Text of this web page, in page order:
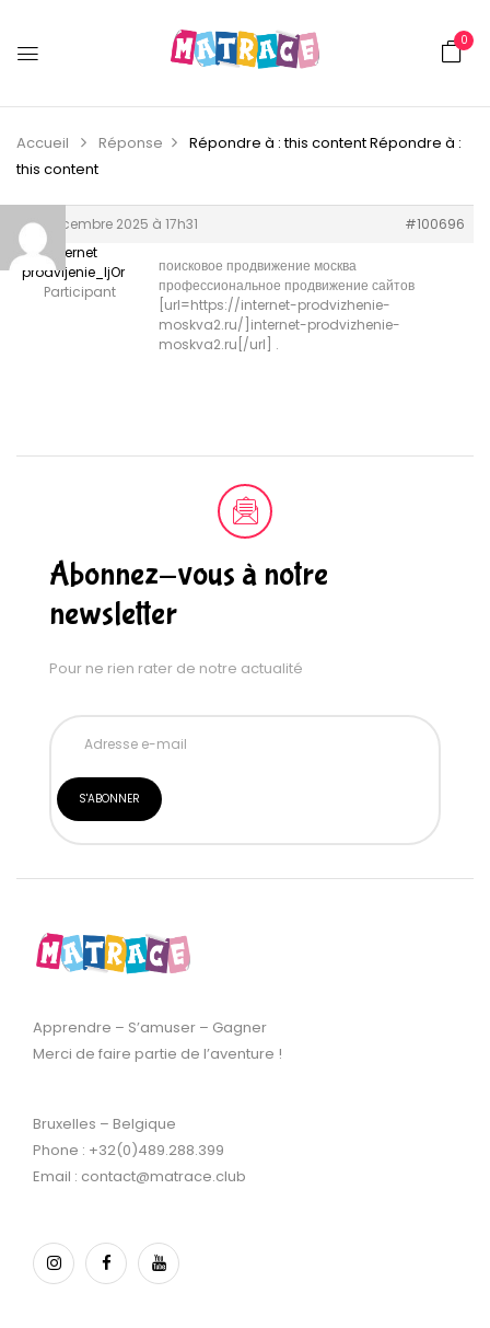
0
Accueil Réponse Répondre à : this contentRépondre à :
this content
22 décembre 2025 à 17h31
#100696
internet
prodvijenie_ljOr
Participant
поисковое продвижение москва
профессиональное продвижение сайтов
[url=https://internet-prodvizhenie-
moskva2.ru/]internet-prodvizhenie-
moskva2.ru[/url] .
Abonnez-vous à notre
newsletter
Pour ne rien rater de notre actualité
Apprendre – S’amuser – Gagner
Merci de faire partie de l’aventure !
Bruxelles – Belgique
Phone : +32(0)489.288.399
Email : contact@matrace.club